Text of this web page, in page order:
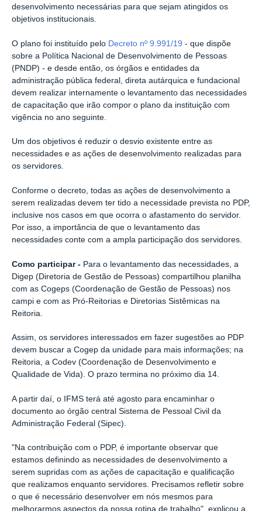
desenvolvimento necessárias para que sejam atingidos os
objetivos institucionais.
O plano foi instituído pelo Decreto nº 9.991/19 - que dispõe
sobre a Política Nacional de Desenvolvimento de Pessoas
(PNDP) - e desde então, os órgãos e entidades da
administração pública federal, direta autárquica e fundacional
devem realizar internamente o levantamento das necessidades
de capacitação que irão compor o plano da instituição com
vigência no ano seguinte.
Um dos objetivos é reduzir o desvio existente entre as
necessidades e as ações de desenvolvimento realizadas para
os servidores.
Conforme o decreto, todas as ações de desenvolvimento a
serem realizadas devem ter tido a necessidade prevista no PDP,
inclusive nos casos em que ocorra o afastamento do servidor.
Por isso, a importância de que o levantamento das
necessidades conte com a ampla participação dos servidores.
Como participar - Para o levantamento das necessidades, a
Digep (Diretoria de Gestão de Pessoas) compartilhou planilha
com as Cogeps (Coordenação de Gestão de Pessoas) nos
campi e com as Pró-Reitorias e Diretorias Sistêmicas na
Reitoria.
Assim, os servidores interessados em fazer sugestões ao PDP
devem buscar a Cogep da unidade para mais informações; na
Reitoria, a Codev (Coordenação de Desenvolvimento e
Qualidade de Vida). O prazo termina no próximo dia 14.
A partir daí, o IFMS terá até agosto para encaminhar o
documento ao órgão central Sistema de Pessoal Civil da
Administração Federal (Sipec).
"Na contribuição com o PDP, é importante observar que
estamos definindo as necessidades de desenvolvimento a
serem supridas com as ações de capacitação e qualificação
que realizamos enquanto servidores. Precisamos refletir sobre
o que é necessário desenvolver em nós mesmos para
melhorarmos aspectos da nossa rotina de trabalho", explicou a